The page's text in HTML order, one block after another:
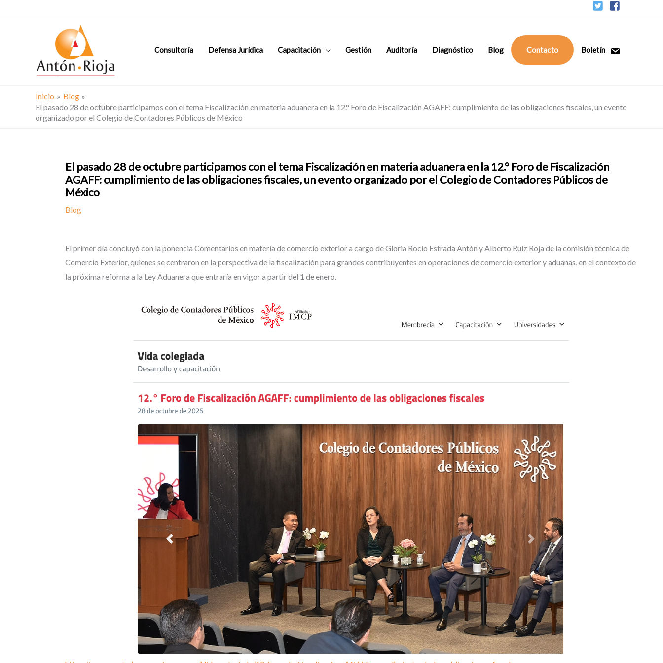
Consultoría Defensa Jurídica Capacitación Gestión Auditoría Diagnóstico Blog Contacto Boletín
Inicio
Blog
El pasado 28 de octubre participamos con el tema Fiscalización en materia aduanera en la 12.° Foro de Fiscalización AGAFF: cumplimiento de las obligaciones fiscales, un evento
organizado por el Colegio de Contadores Públicos de México
El pasado 28 de octubre participamos con el tema Fiscalización en materia aduanera en la 12.° Foro de Fiscalización
AGAFF: cumplimiento de las obligaciones fiscales, un evento organizado por el Colegio de Contadores Públicos de
México
Blog
El primer día concluyó con la ponencia Comentarios en materia de comercio exterior a cargo de Gloria Rocío Estrada Antón y Alberto Ruiz Roja de la comisión técnica de
Comercio Exterior, quienes se centraron en la perspectiva de la fiscalización para grandes contribuyentes en operaciones de comercio exterior y aduanas, en el contexto de
la próxima reforma a la Ley Aduanera que entraría en vigor a partir del 1 de enero.